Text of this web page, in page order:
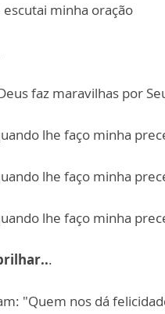
minha oração
faz maravilhas por
lhe faço minha
lhe faço minha
lhe faço minha
.
"Quem nos dá